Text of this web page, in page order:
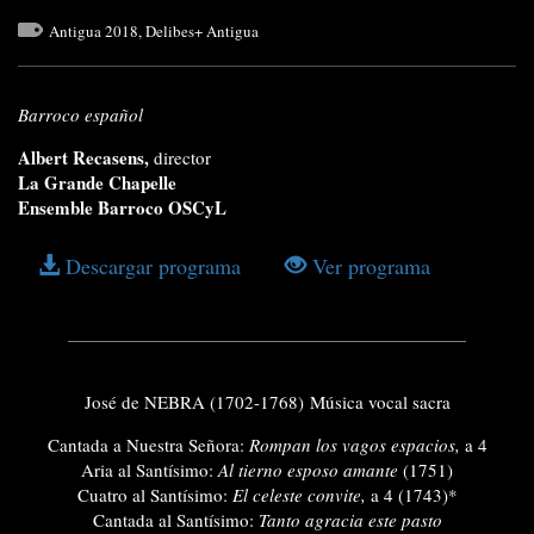
Antigua 2018,Delibes+ Antigua
Barroco español
Albert Recasens, director
La Grande Chapelle
Ensemble Barroco OSCyL
Descargar programa Ver programa
José de NEBRA (1702-1768) Música vocal sacra
Cantada a Nuestra Señora: Rompan los vagos espacios, a 4
Aria al Santísimo: Al tierno esposo amante (1751)
Cuatro al Santísimo: El celeste convite, a 4 (1743)*
Cantada al Santísimo: Tanto agracia este pasto